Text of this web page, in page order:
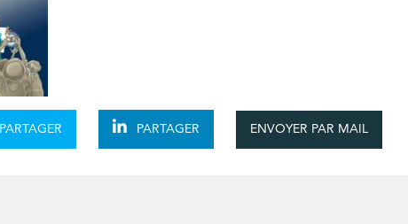
PARTAGER PARTAGER ENVOYER PAR MAIL